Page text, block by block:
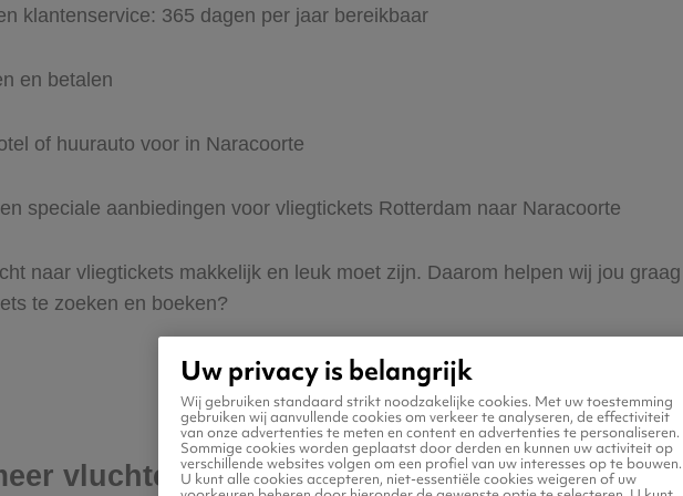
klantenservice: 365 dagen per jaar bereikbaar
en betalen
of huurauto voor in Naracoorte
speciale aanbiedingen voor vliegtickets Rotterdam naar Naracoorte
naar vliegtickets makkelijk en leuk moet zijn. Daarom helpen wij jou
te zoeken en boeken?
vluchten naar Naracoorte
Uw privacy is belangrijk
Wij gebruiken standaard strikt noodzakelijke cookies. Met uw toestemming
gebruiken wij aanvullende cookies om verkeer te analyseren, de effectiviteit
van onze advertenties te meten en content en advertenties te personaliseren.
Sommige cookies worden geplaatst door derden en kunnen uw activiteit op
verschillende websites volgen om een profiel van uw interesses op te bouwen.
U kunt alle cookies accepteren, niet-essentiële cookies weigeren of uw